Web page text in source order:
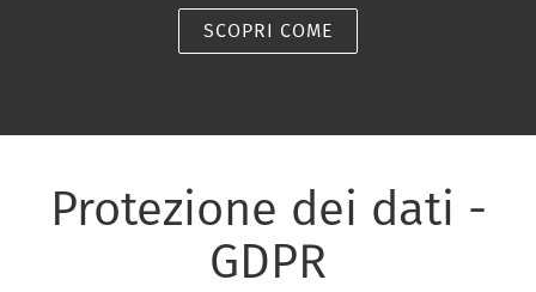
SCOPRI COME
Protezione dei dati -
GDPR